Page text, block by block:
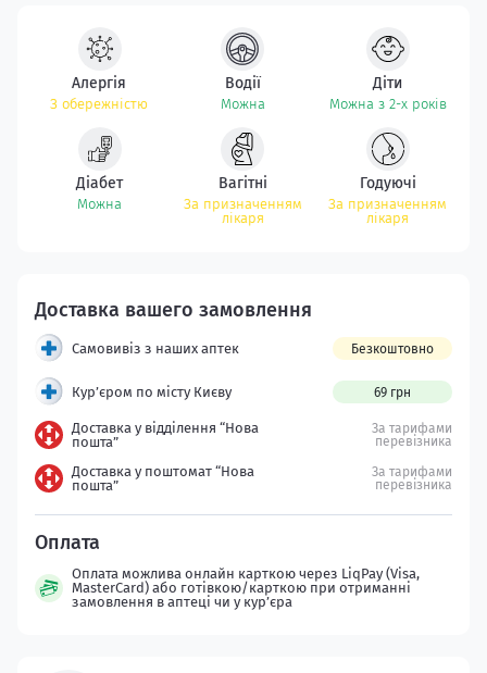
Алергія
З обережністю
Водії
Можна
Діти
Можна з 2-х років
Діабет
Можна
Вагітні
За призначенням
лікаря
Годуючі
За призначенням
лікаря
Самовивіз з наших аптек Безкоштовно
Кур’єром по місту Києву 69 грн
Доставка у відділення “Нова
пошта”
За тарифами
перевізника
Доставка у поштомат “Нова
пошта”
За тарифами
перевізника
Оплата можлива онлайн карткою через LiqPay (Visa,
MasterCard) або готівкою/карткою при отриманні
замовлення в аптеці чи у кур’єра